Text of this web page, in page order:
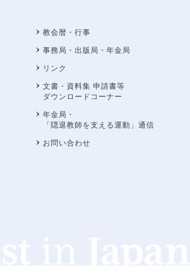
教会暦・行事
事務局・出版局・年金局
リンク
文書・資料集 申請書等
ダウンロードコーナー
年金局・
「隠退教師を支える運動」通信
お問い合わせ